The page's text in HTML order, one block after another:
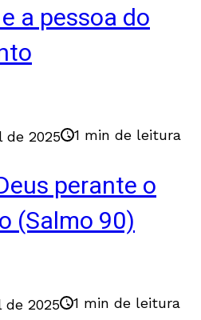
a pessoa do
de 2025 1 min de leitura
perante o
(Salmo 90)
de 2025 1 min de leitura